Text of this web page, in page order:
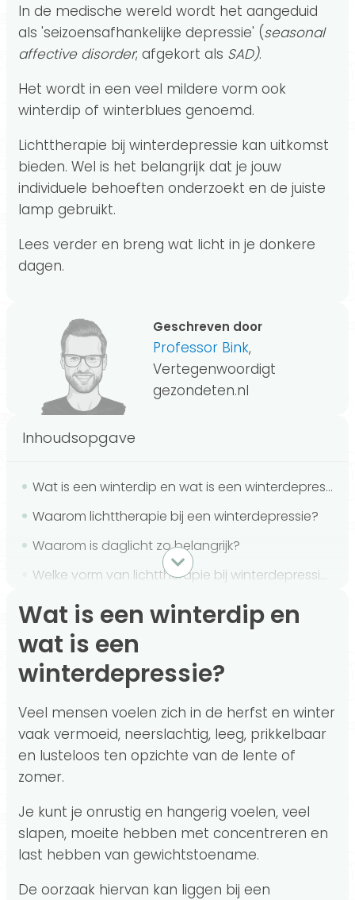
In de medische wereld wordt het aangeduid
als 'seizoensafhankelijke depressie' (seasonal
affective disorder; afgekort als SAD).
Het wordt in een veel mildere vorm ook
winterdip of winterblues genoemd.
Lichttherapie bij winterdepressie kan uitkomst
bieden. Wel is het belangrijk dat je jouw
individuele behoeften onderzoekt en de juiste
lamp gebruikt.
Lees verder en breng wat licht in je donkere
dagen.
Geschreven door
Professor Bink,
Vertegenwoordigt
gezondeten.nl
Inhoudsopgave
Wat is een winterdip en wat is een winterdepressie?
Waarom lichttherapie bij een winterdepressie?
Waarom is daglicht zo belangrijk?
Welke vorm van lichttherapie bij winterdepressie?
Hoe vaak en hoe lang lichttherapie bij winterdepressie?
Overige maatregelen naast lichttherapie bij winterdepressie
Wat is een winterdip en
wat is een
winterdepressie?
Veel mensen voelen zich in de herfst en winter
vaak vermoeid, neerslachtig, leeg, prikkelbaar
en lusteloos ten opzichte van de lente of
zomer.
Je kunt je onrustig en hangerig voelen, veel
slapen, moeite hebben met concentreren en
last hebben van gewichtstoename.
De oorzaak hiervan kan liggen bij een